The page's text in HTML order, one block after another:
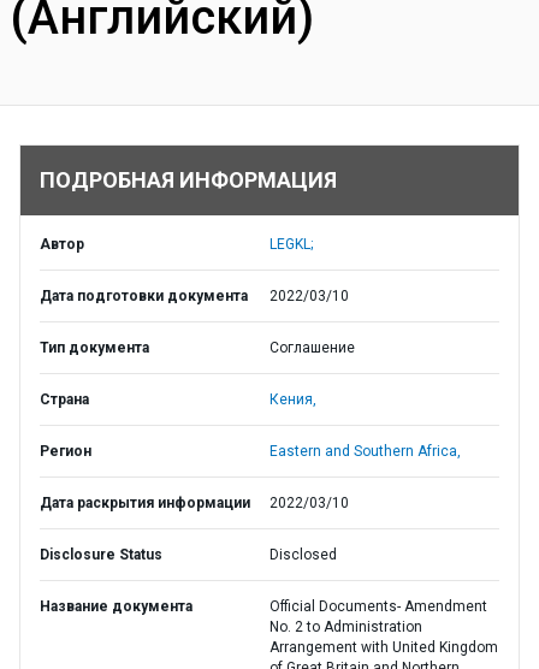
(Английский)
ПОДРОБНАЯ ИНФОРМАЦИЯ
Автор LEGKL;
Дата подготовки документа 2022/03/10
Тип документа Соглашение
Страна Кения,
Регион Eastern and Southern Africa,
Дата раскрытия информации 2022/03/10
Disclosure Status Disclosed
Название документа
Official Documents- Amendment
No. 2 to Administration
Arrangement with United Kingdom